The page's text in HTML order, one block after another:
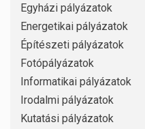
Egyházi pályázatok
Energetikai pályázatok
Építészeti pályázatok
Fotópályázatok
Informatikai pályázatok
Irodalmi pályázatok
Kutatási pályázatok